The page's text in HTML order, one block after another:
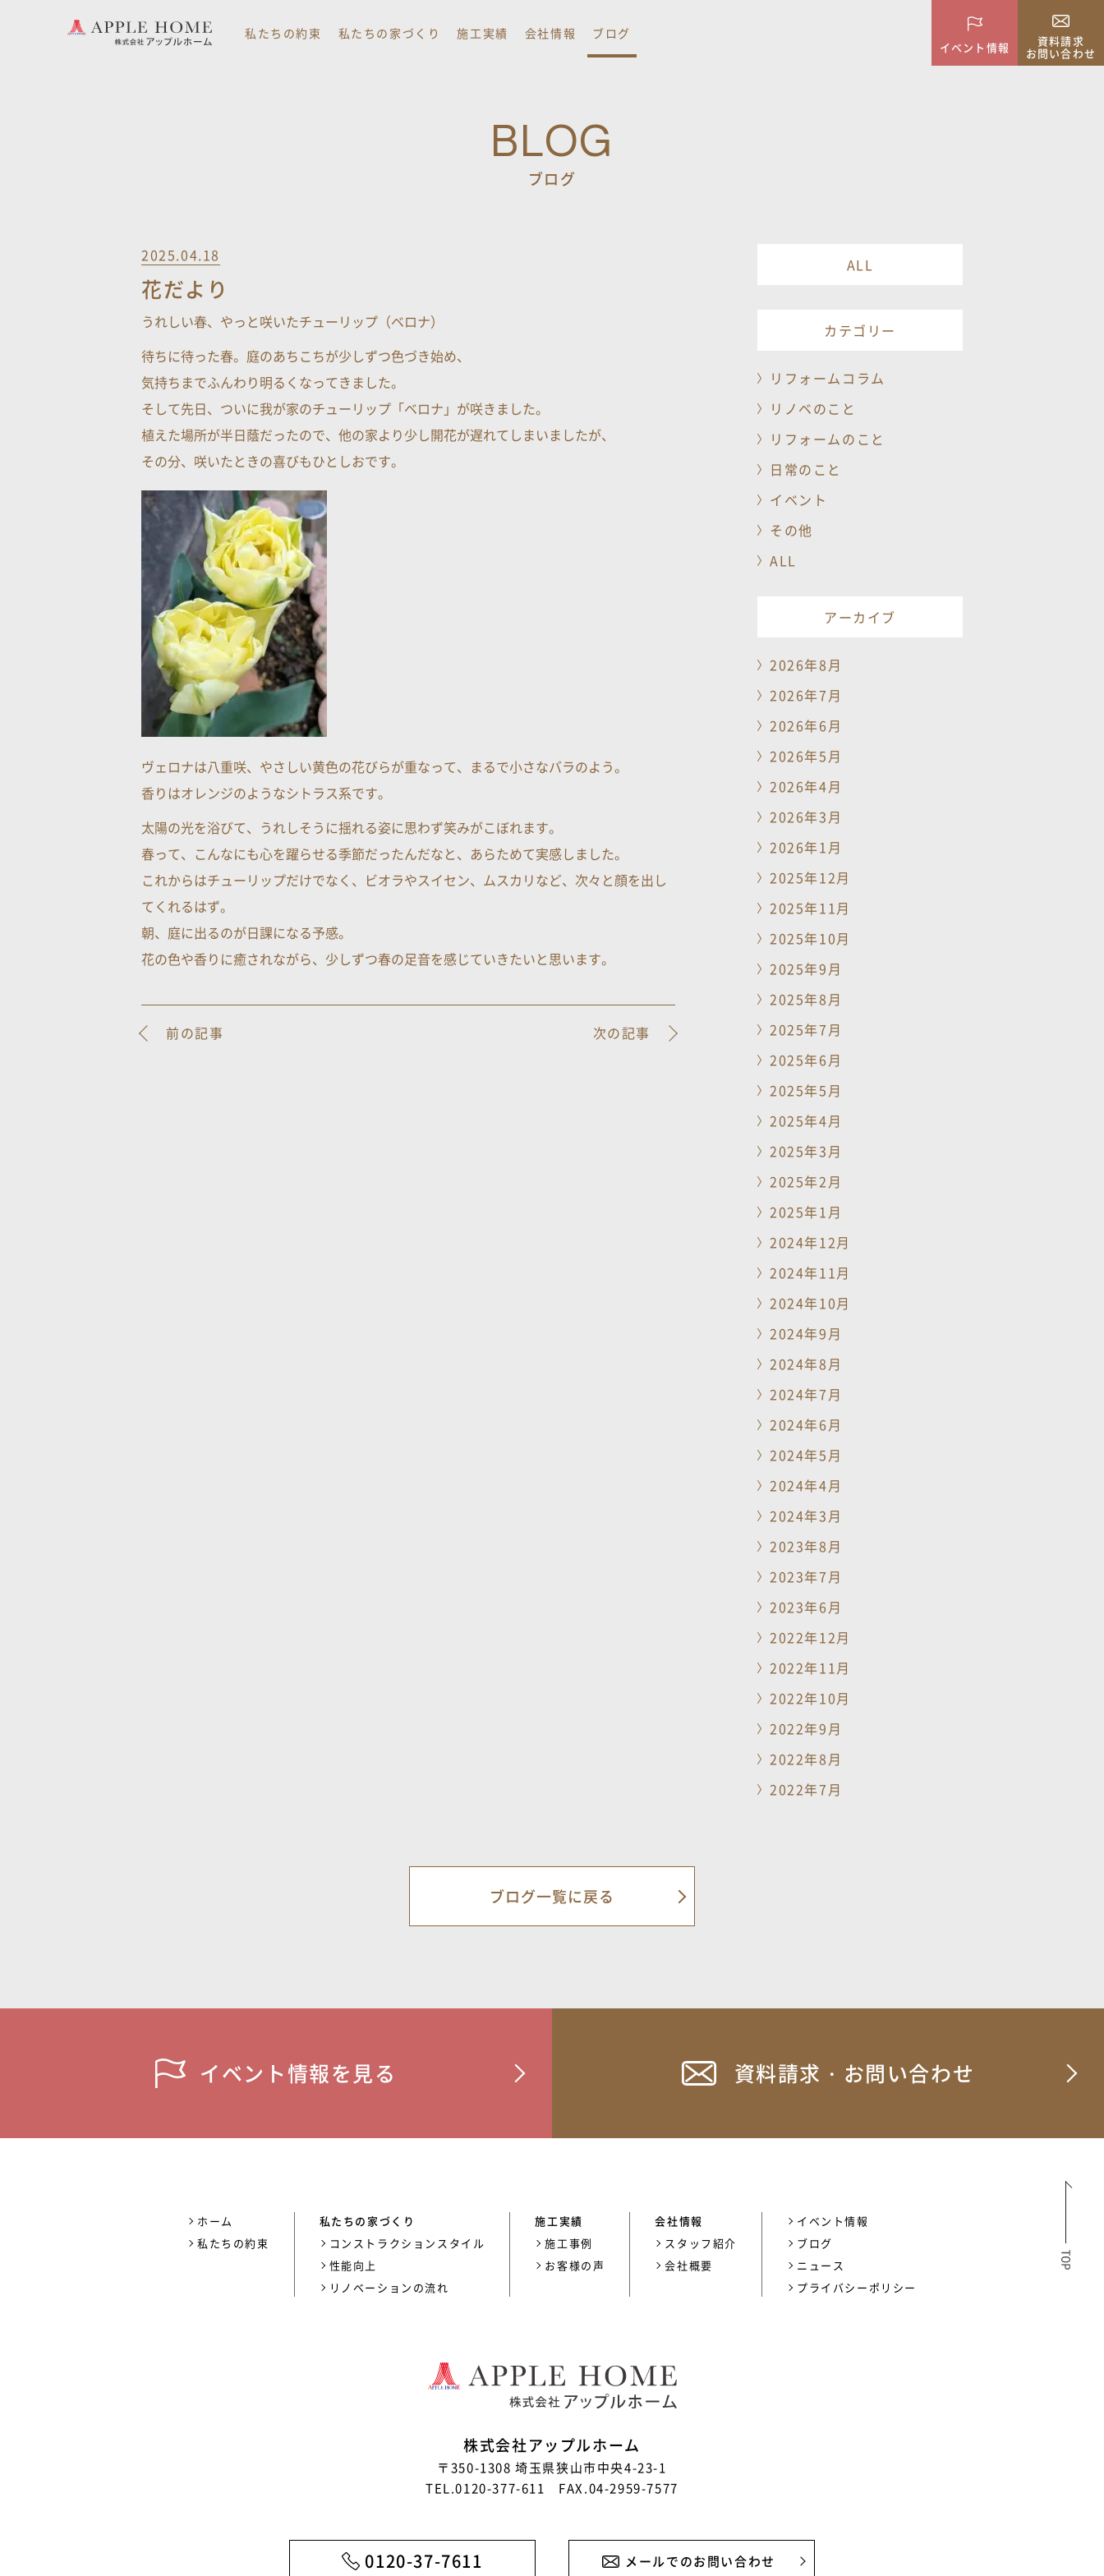
私たちの約束 私たちの家づくり 施工実績 会社情報 ブログ
イベント情報 資料請求
お問い合わせ
BLOG
ブログ
2025.04.18
花だより
うれしい春、やっと咲いたチューリップ（ベロナ）
待ちに待った春。庭のあちこちが少しずつ色づき始め、
気持ちまでふんわり明るくなってきました。
そして先日、ついに我が家のチューリップ「ベロナ」が咲きました。
植えた場所が半日蔭だったので、他の家より少し開花が遅れてしまいましたが、
その分、咲いたときの喜びもひとしおです。
ヴェロナは八重咲、やさしい黄色の花びらが重なって、まるで小さなバラのよう。
香りはオレンジのようなシトラス系です。
太陽の光を浴びて、うれしそうに揺れる姿に思わず笑みがこぼれます。
春って、こんなにも心を躍らせる季節だったんだなと、あらためて実感しました。
これからはチューリップだけでなく、ビオラやスイセン、ムスカリなど、次々と顔を出し
てくれるはず。
朝、庭に出るのが日課になる予感。
花の色や香りに癒されながら、少しずつ春の足音を感じていきたいと思います。
前の記事 次の記事
ALL
カテゴリー
リフォームコラム
リノベのこと
リフォームのこと
日常のこと
イベント
その他
ALL
アーカイブ
2026年8月
2026年7月
2026年6月
2026年5月
2026年4月
2026年3月
2026年1月
2025年12月
2025年11月
2025年10月
2025年9月
2025年8月
2025年7月
2025年6月
2025年5月
2025年4月
2025年3月
2025年2月
2025年1月
2024年12月
2024年11月
2024年10月
2024年9月
2024年8月
2024年7月
2024年6月
2024年5月
2024年4月
2024年3月
2023年8月
2023年7月
2023年6月
2022年12月
2022年11月
2022年10月
2022年9月
2022年8月
2022年7月
ブログ一覧に戻る
イベント情報を見る 資料請求・お問い合わせ
ホーム
私たちの約束
私たちの家づくり
コンストラクションスタイル
性能向上
リノベーションの流れ
施工実績
施工事例
お客様の声
会社情報
スタッフ紹介
会社概要
イベント情報
ブログ
ニュース
プライバシーポリシー
株式会社アップルホーム
〒350-1308 埼玉県狭山市中央4-23-1
TEL.0120-377-611 FAX.04-2959-7577
0120-37-7611 メールでのお問い合わせ